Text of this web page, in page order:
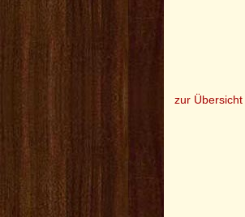
zur Übersicht